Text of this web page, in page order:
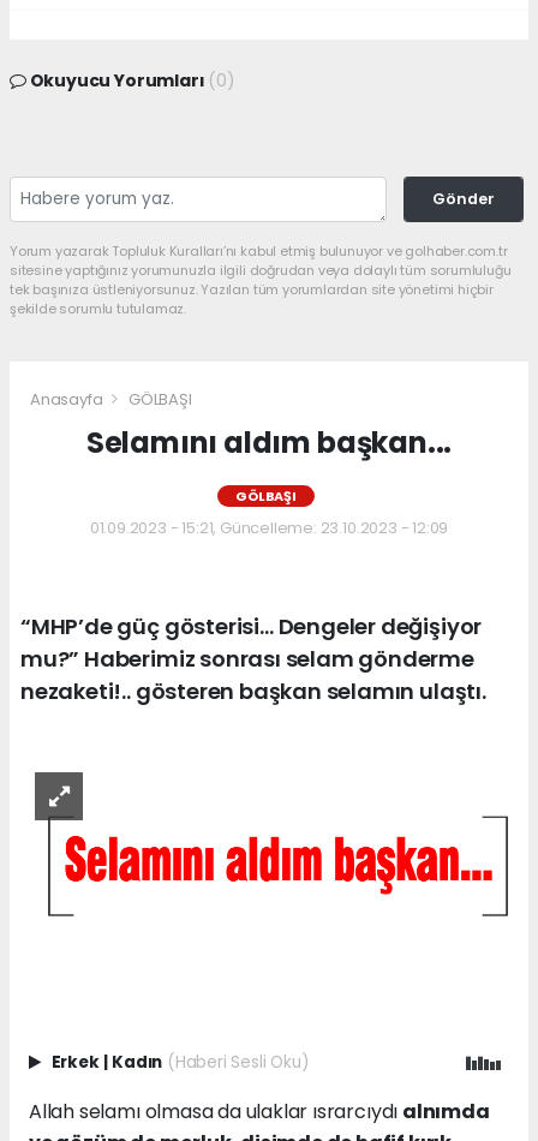
Okuyucu Yorumları (0)
Gönder
Yorum yazarak Topluluk Kuralları’nı kabul etmiş bulunuyor ve golhaber.com.tr
sitesine yaptığınız yorumunuzla ilgili doğrudan veya dolaylı tüm sorumluluğu
tek başınıza üstleniyorsunuz. Yazılan tüm yorumlardan site yönetimi hiçbir
şekilde sorumlu tutulamaz.
Anasayfa GÖLBAŞI
Selamını aldım başkan...
GÖLBAŞI
01.09.2023 - 15:21, Güncelleme: 23.10.2023 - 12:09
“MHP’de güç gösterisi… Dengeler değişiyor
mu?” Haberimiz sonrası selam gönderme
nezaketi!.. gösteren başkan selamın ulaştı.
Erkek | Kadın (Haberi Sesli Oku)
Allah selamı olmasa da ulaklar ısrarcıydı alnımda